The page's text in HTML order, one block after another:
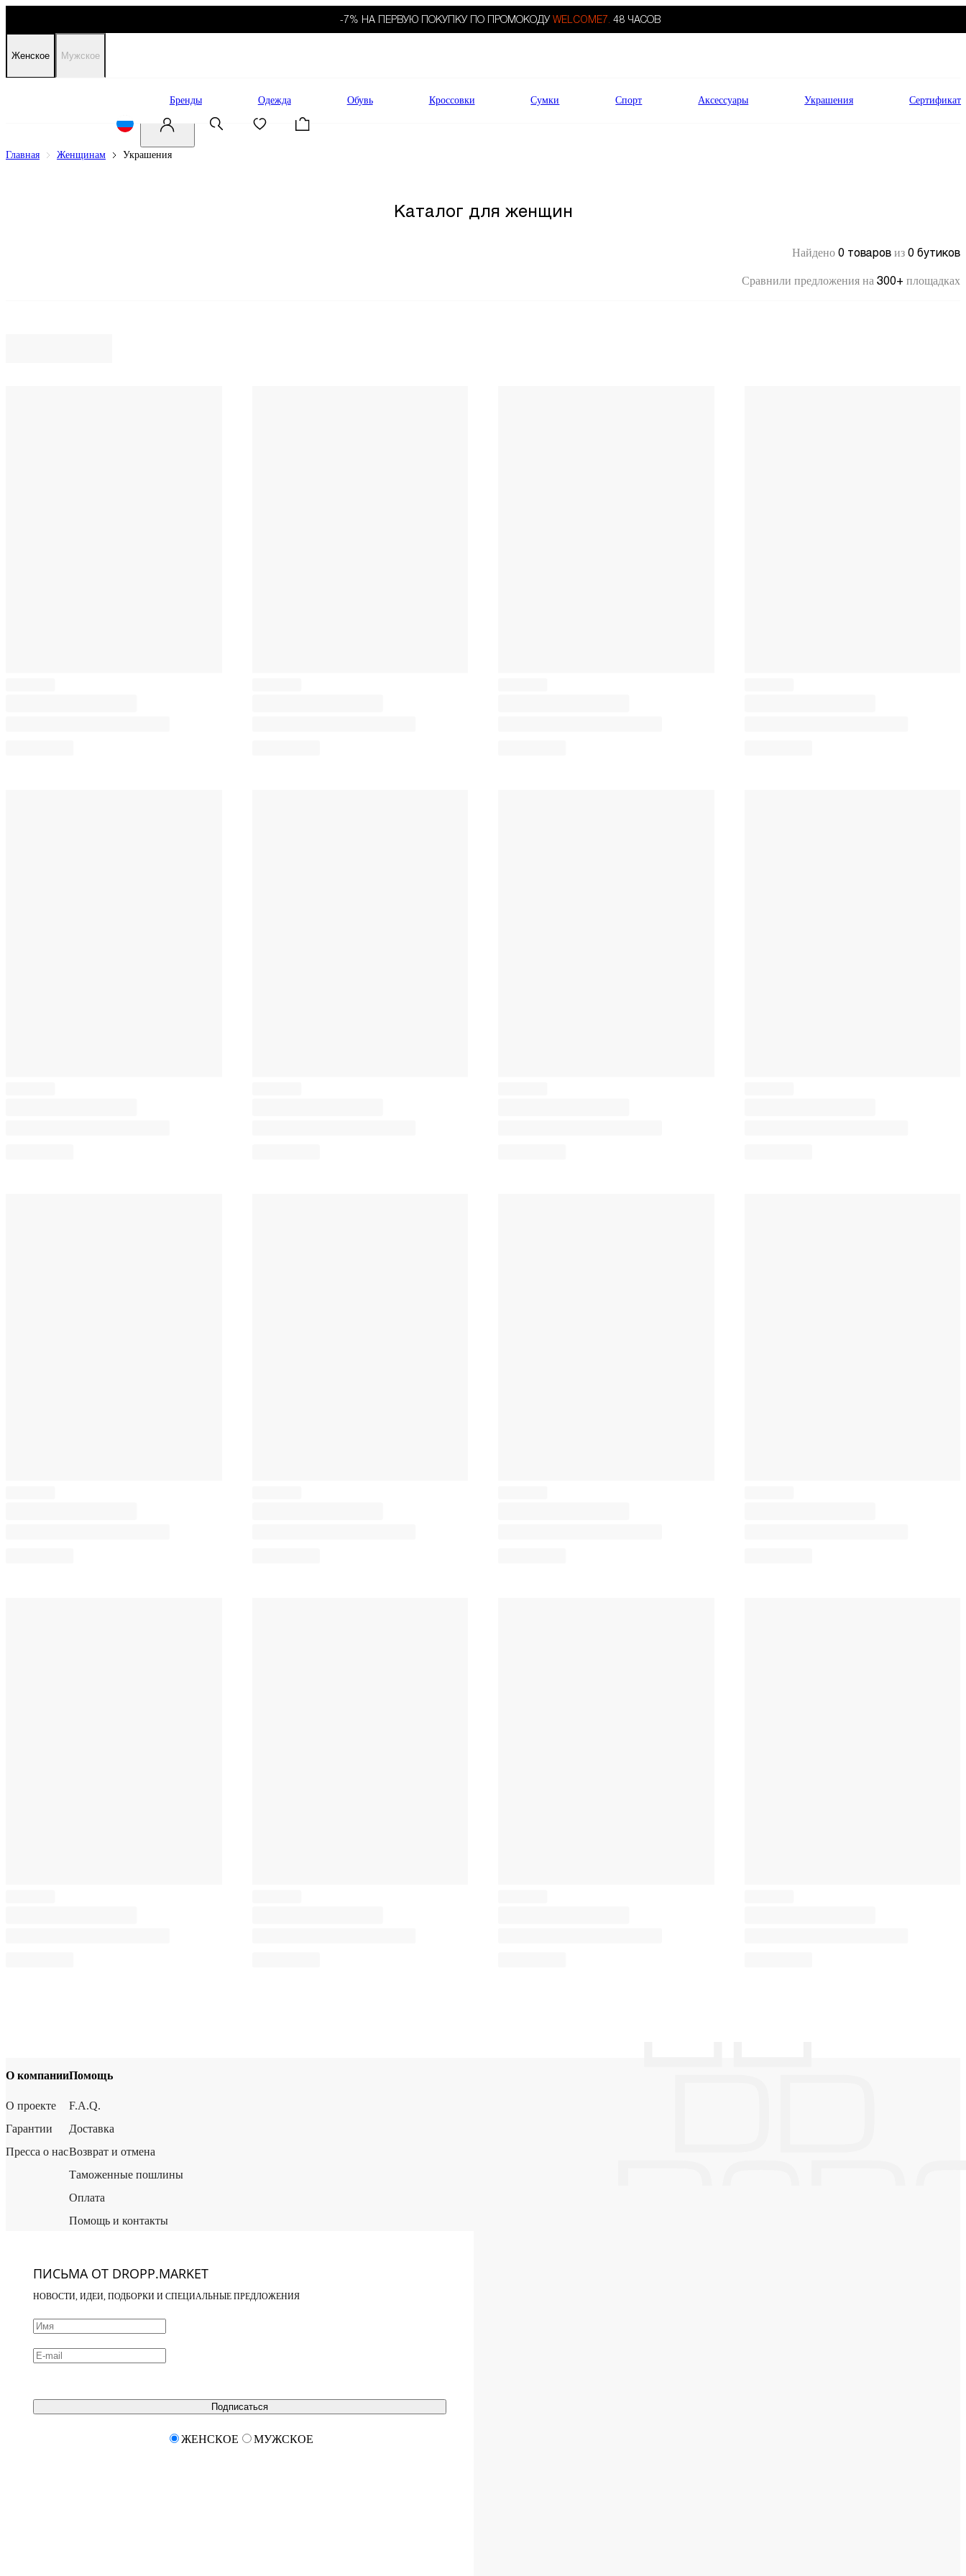
-7% НА ПЕРВУЮ ПОКУПКУ ПО ПРОМОКОДУ WELCOME7. 48 ЧАСОВ
Женское Мужское
Бренды Одежда Обувь Кроссовки Сумки Спорт Аксессуары Украшения Сертификат
Главная Женщинам Украшения
Каталог для женщин
Найдено 0 товаров из 0 бутиков
Сравнили предложения на 300+ площадках
О компании
О проекте
Гарантии
Пресса о нас
Помощь
F.A.Q.
Доставка
Возврат и отмена
Таможенные пошлины
Оплата
Помощь и контакты
ПИСЬМА ОТ DROPP.MARKET
НОВОСТИ, ИДЕИ, ПОДБОРКИ И СПЕЦИАЛЬНЫЕ ПРЕДЛОЖЕНИЯ
Подписаться
ЖЕНСКОЕ МУЖСКОЕ